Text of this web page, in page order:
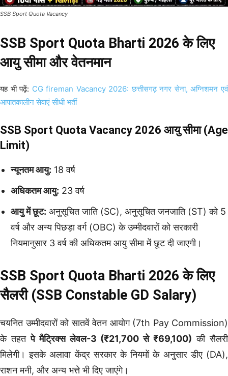
SSB Sport Quota Vacancy
SSB Sport Quota Bharti 2026 के लिए
आयु सीमा और वेतनमान
यह भी पढ़ें: CG fireman Vacancy 2026: छत्तीसगढ़ नगर सेना, अग्निशमन एवं
आपातकालीन सेवाएं सीधी भर्ती
SSB Sport Quota Vacancy 2026 आयु सीमा (Age
Limit)
न्यूनतम आयु: 18 वर्ष
अधिकतम आयु: 23 वर्ष
आयु में छूट: अनुसूचित जाति (SC), अनुसूचित जनजाति (ST) को 5
वर्ष और अन्य पिछड़ा वर्ग (OBC) के उम्मीदवारों को सरकारी
नियमानुसार 3 वर्ष की अधिकतम आयु सीमा में छूट दी जाएगी।
SSB Sport Quota Bharti 2026 के लिए
सैलरी (SSB Constable GD Salary)
चयनित उम्मीदवारों को सातवें वेतन आयोग (7th Pay Commission)
के तहतपे मैट्रिक्स लेवल-3 (₹21,700 से ₹69,100) की सैलरी
मिलेगी। इसके अलावा केंद्र सरकार के नियमों के अनुसार डीए (DA),
राशन मनी, और अन्य भत्ते भी दिए जाएंगे।